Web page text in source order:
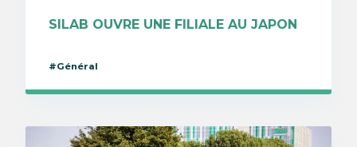
SILAB OUVRE UNE FILIALE AU JAPON
#Général